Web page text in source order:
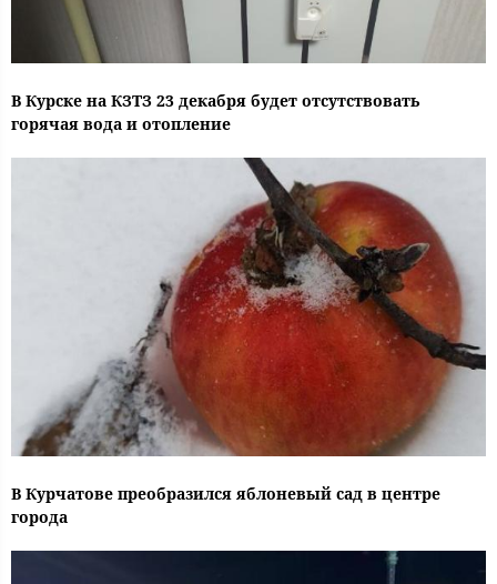
В Курске на КЗТЗ 23 декабря будет отсутствовать
горячая вода и отопление
В Курчатове преобразился яблоневый сад в центре
города